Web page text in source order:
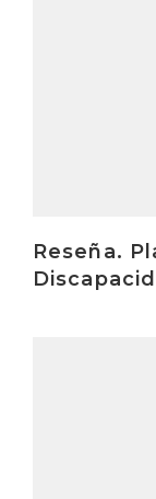
Reseña.